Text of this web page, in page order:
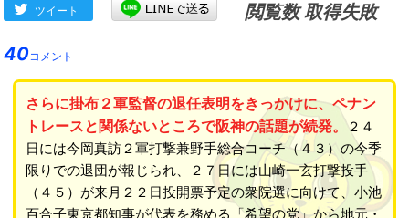
ツイート
閲覧数 取得失敗
40コメント
さらに掛布２軍監督の退任表明をきっかけに、ペナン
トレースと関係ないところで阪神の話題が続発。２４
日には今岡真訪２軍打撃兼野手総合コーチ（４３）の今季
限りでの退団が報じられ、２７日には山崎一玄打撃投手
（４５）が来月２２日投開票予定の衆院選に向けて、小池
百合子東京都知事が代表を務める「希望の党」から地元・